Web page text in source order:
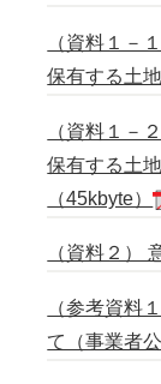
（資料１－
保有する土
（資料１－
保有する土
（45kbyte）
（資料２）
（参考資料
て（事業者